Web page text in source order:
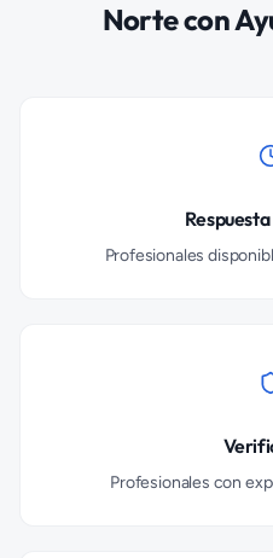
Nortecon
Profesionales
Profesionales con